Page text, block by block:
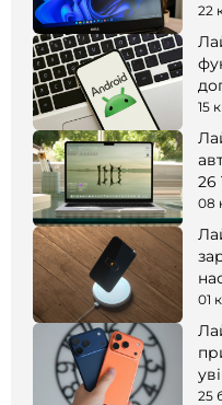
22
15
26
08
01
25